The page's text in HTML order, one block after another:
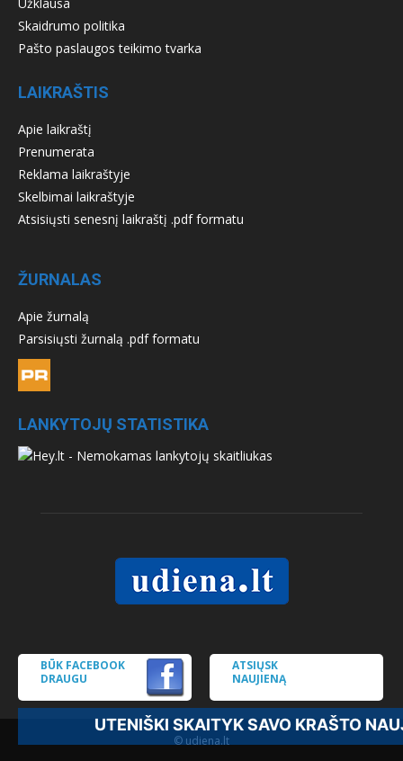
Skaidrumo politika
Pašto paslaugos teikimo tvarka
LAIKRAŠTIS
Apie laikraštį
Prenumerata
Reklama laikraštyje
Skelbimai laikraštyje
Atsisiųsti senesnį laikraštį .pdf formatu
ŽURNALAS
Apie žurnalą
Parsisiųsti žurnalą .pdf formatu
LANKYTOJŲ STATISTIKA
BŪK FACEBOOK
DRAUGU
ATSIŲSK
NAUJIENĄ
© udiena.lt
UTENIŠKI SKAITYK SAVO KRAŠTO